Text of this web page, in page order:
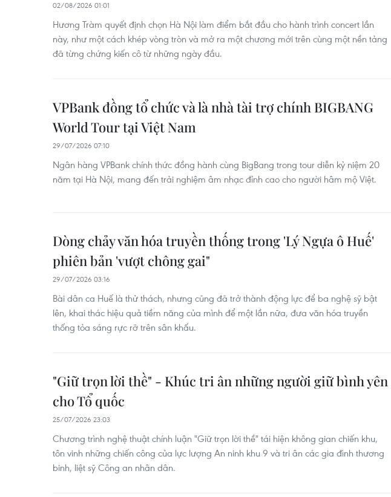
02/08/2026 01:01
Hương Tràm quyết định chọn Hà Nội làm điểm bắt đầu cho hành trình concert lần
này, như một cách khép vòng tròn và mở ra một chương mới trên cùng một nền tảng
đã từng chứng kiến cô từ những ngày đầu.
VPBank đồng tổ chức và là nhà tài trợ chính BIGBANG
World Tour tại Việt Nam
29/07/2026 07:10
Ngân hàng VPBank chính thức đồng hành cùng BigBang trong tour diễn kỷ niệm 20
năm tại Hà Nội, mang đến trải nghiệm âm nhạc đỉnh cao cho người hâm mộ Việt.
Dòng chảy văn hóa truyền thống trong 'Lý Ngựa ô Huế'
phiên bản 'vượt chông gai"
29/07/2026 03:16
Bài dân ca Huế là thử thách, nhưng cũng đã trở thành động lực để ba nghệ sỹ bật
lên, khai thác hiệu quả tiềm năng của mình để một lần nữa, đưa văn hóa truyền
thống tỏa sáng rực rỡ trên sân khấu.
"Giữ trọn lời thề" - Khúc tri ân những người giữ bình yên
cho Tổ quốc
25/07/2026 23:03
Chương trình nghệ thuật chính luận "Giữ trọn lời thề" tái hiện không gian chiến khu,
tôn vinh những chiến công của lực lượng An ninh khu 9 và tri ân các gia đình thương
binh, liệt sỹ Công an nhân dân.